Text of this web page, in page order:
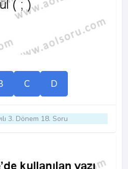
C D
3. Dönem 18. Soru